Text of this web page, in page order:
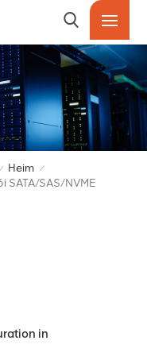
/ Heim /
SATA/SAS/NVME
in